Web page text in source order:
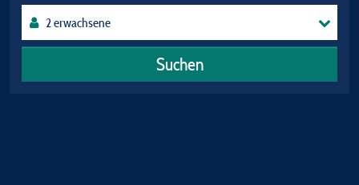
Suchen